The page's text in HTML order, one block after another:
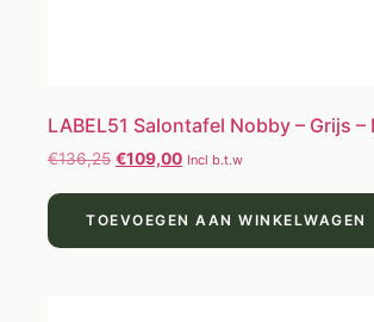
LABEL51 Salontafel Nobby – Grijs –
€136,25 €109,00 Incl b.t.w
TOEVOEGEN AAN WINKELWAGEN